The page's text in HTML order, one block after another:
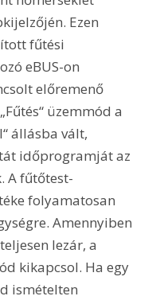
Ezen
fűtési
eBUS-on
előremenő
üzemmód a
állásba vált,
időprogramját az
A fűtőtest-
folyamatosan
Amennyiben
lezár, a
kikapcsol. Ha egy
ismételten